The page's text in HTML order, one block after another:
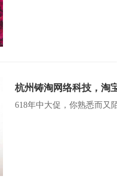
杭州铸淘网络科技，淘
618年中大促，你熟悉而又